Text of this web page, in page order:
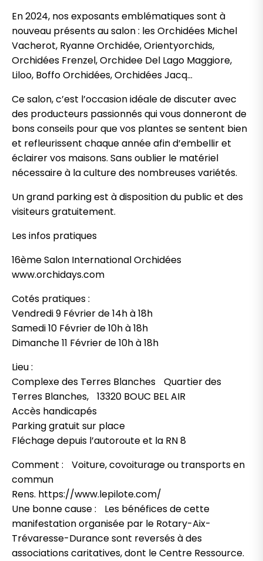
En 2024, nos exposants emblématiques sont à
nouveau présents au salon : les Orchidées Michel
Vacherot, Ryanne Orchidée, Orientyorchids,
Orchidées Frenzel, Orchidee Del Lago Maggiore,
Liloo, Boffo Orchidées, Orchidées Jacq…
Ce salon, c’est l’occasion idéale de discuter avec
des producteurs passionnés qui vous donneront de
bons conseils pour que vos plantes se sentent bien
et refleurissent chaque année afin d’embellir et
éclairer vos maisons. Sans oublier le matériel
nécessaire à la culture des nombreuses variétés.
Un grand parking est à disposition du public et des
visiteurs gratuitement.
Les infos pratiques
16ème Salon International Orchidées
www.orchidays.com
Cotés pratiques :
Vendredi 9 Février de 14h à 18h
Samedi 10 Février de 10h à 18h
Dimanche 11 Février de 10h à 18h
Lieu :
Complexe des Terres Blanches Quartier des
Terres Blanches, 13320 BOUC BEL AIR
Accès handicapés
Parking gratuit sur place
Fléchage depuis l’autoroute et la RN 8
Comment : Voiture, covoiturage ou transports en
commun
Rens. https://www.lepilote.com/
Une bonne cause : Les bénéfices de cette
manifestation organisée par le Rotary-Aix-
Trévaresse-Durance sont reversés à des
associations caritatives, dont le Centre Ressource.